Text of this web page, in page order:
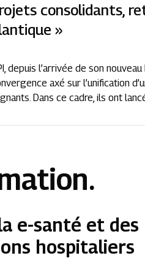
consolidants,
»
l’arrivée de son nouveau
axé sur l’unification
Dans ce cadre, ils ont
e-santé et des
hospitaliers